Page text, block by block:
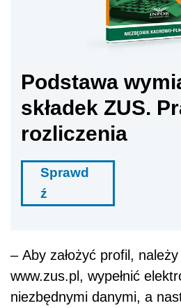
Podstawa
składek ZUS.
rozliczenia
Sprawd
ź
– Aby założyć profil,
www.zus.pl, wypełnić
niezbędnymi danymi, a